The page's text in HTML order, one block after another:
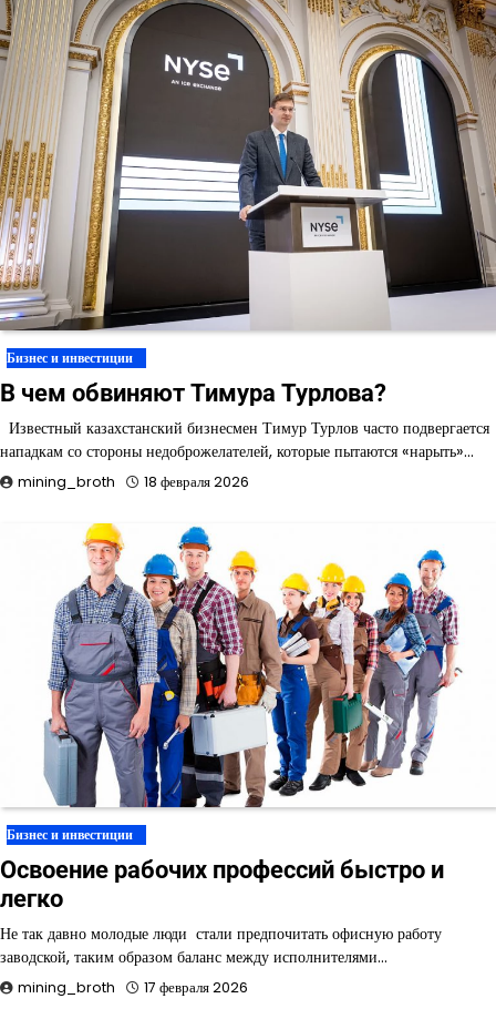
Бизнес и инвестиции
В чем обвиняют Тимура Турлова?
Известный казахстанский бизнесмен Тимур Турлов часто подвергается
нападкам со стороны недоброжелателей, которые пытаются «нарыть»…
mining_broth 18 февраля 2026
Бизнес и инвестиции
Освоение рабочих профессий быстро и
легко
Не так давно молодые люди стали предпочитать офисную работу
заводской, таким образом баланс между исполнителями…
mining_broth 17 февраля 2026